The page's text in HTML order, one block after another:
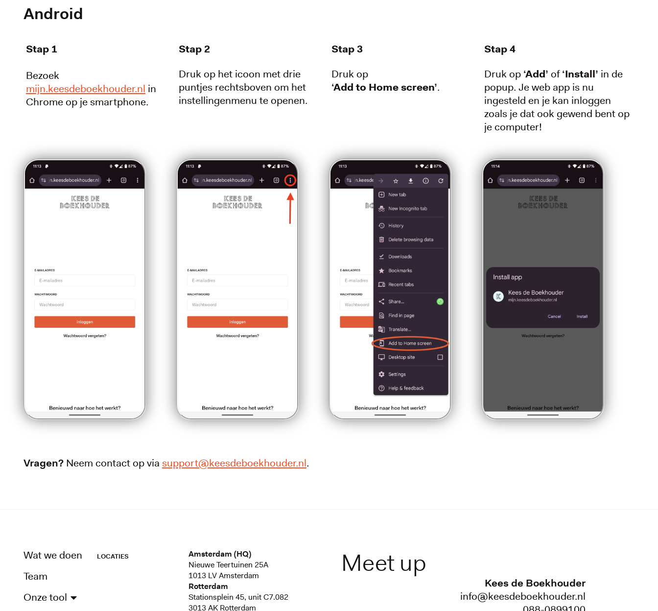
Android
Stap 1
Bezoek
mijn.keesdeboekhouder.nl in
Chrome op je smartphone.
Stap 2
Druk op het icoon met drie
puntjes rechtsboven om het
instellingenmenu te openen.
Stap 3
Druk op
‘Add to Home screen’.
Stap 4
Druk op ‘Add’ of‘Install’ in de
popup. Je web app is nu
ingesteld en je kan inloggen
zoals je dat ook gewend bent op
je computer!
Vragen? Neem contact op via support@keesdeboekhouder.nl.
Wat we doen
Team
Onze tool
LOCATIES
Amsterdam (HQ)
Nieuwe Teertuinen 25A
1013 LV Amsterdam
Rotterdam
Stationsplein 45, unit C7.082
3013 AK Rotterdam
Meet up
Kees de Boekhouder
info@keesdeboekhouder.nl